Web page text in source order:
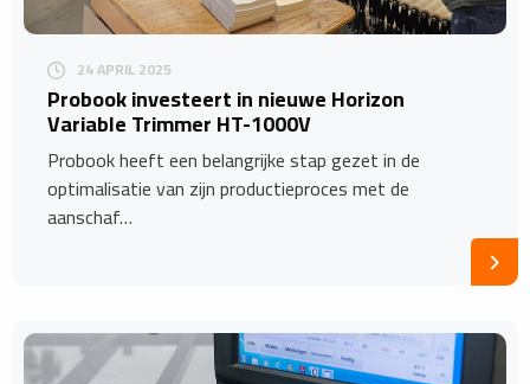
24 APRIL 2025
Probook investeert in nieuwe Horizon
Variable Trimmer HT-1000V
Probook heeft een belangrijke stap gezet in de
optimalisatie van zijn productieproces met de
aanschaf…